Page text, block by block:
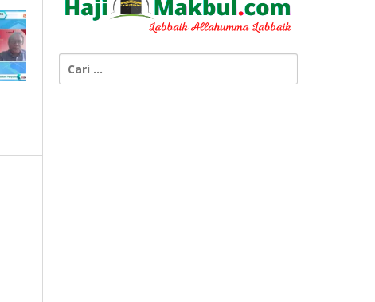
untuk: